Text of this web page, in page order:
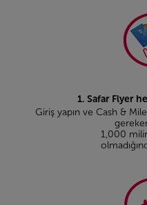
1. Safar Flyer
Giriş yapın ve Cash &
1,000